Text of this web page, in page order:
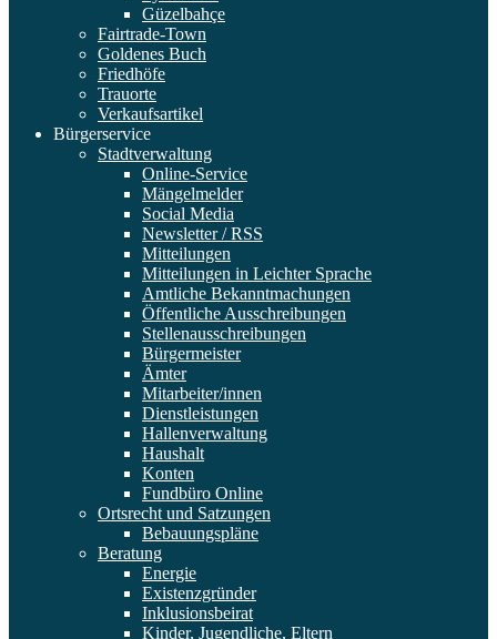
Güzelbahçe
Fairtrade-Town
Goldenes Buch
Friedhöfe
Trauorte
Verkaufsartikel
Bürgerservice
Stadtverwaltung
Online-Service
Mängelmelder
Social Media
Newsletter / RSS
Mitteilungen
Mitteilungen in Leichter Sprache
Amtliche Bekanntmachungen
Öffentliche Ausschreibungen
Stellenausschreibungen
Bürgermeister
Ämter
Mitarbeiter/innen
Dienstleistungen
Hallenverwaltung
Haushalt
Konten
Fundbüro Online
Ortsrecht und Satzungen
Bebauungspläne
Beratung
Energie
Existenzgründer
Inklusionsbeirat
Kinder, Jugendliche, Eltern